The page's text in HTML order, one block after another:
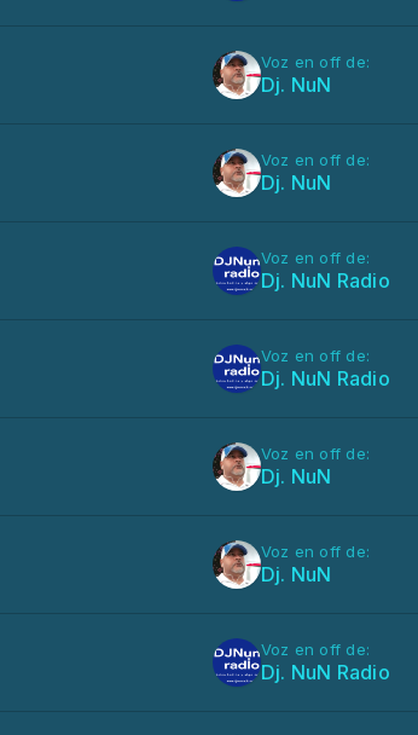
Voz en off de:
Dj. NuN
Voz en off de:
Dj. NuN
Voz en off de:
Dj. NuN Radio
Voz en off de:
Dj. NuN Radio
Voz en off de:
Dj. NuN
Voz en off de:
Dj. NuN
Voz en off de:
Dj. NuN Radio